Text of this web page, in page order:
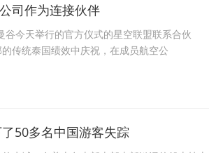
司作为连接伙伴
今天举行的官方仪式的星空联盟联系合伙
传统泰国绩效中庆祝，在成员航空公
50多名中国游客失踪